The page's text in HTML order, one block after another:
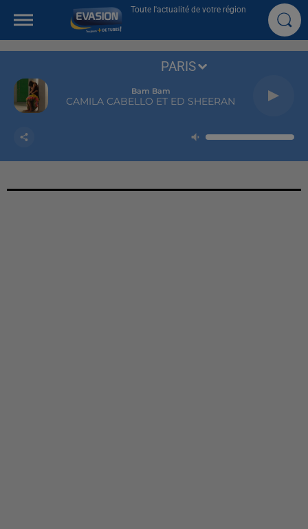
Toute l'actualité de votre région
Bam Bam
CAMILA CABELLO ET ED SHEERAN
PARIS